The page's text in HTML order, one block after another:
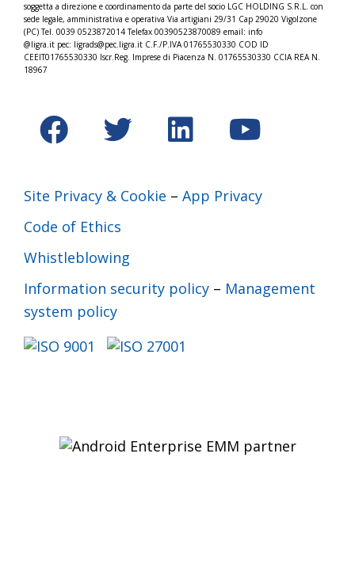
soggetta a direzione e coordinamento da parte del socio LGC HOLDING S.R.L. con
sede legale, amministrativa e operativa Via artigiani 29/31 Cap 29020 Vigolzone
(PC) Tel. 0039 0523872014 Telefax 00390523870089 email: info
@ligra.it pec: ligrads@pec.ligra.it C.F./P.IVA 01765530330 COD ID
CEEIT01765530330 Iscr.Reg. Imprese di Piacenza N. 01765530330 CCIA REA N.
18967
Site Privacy & Cookie – App Privacy
Code of Ethics
Whistleblowing
Information security policy – Management
system policy